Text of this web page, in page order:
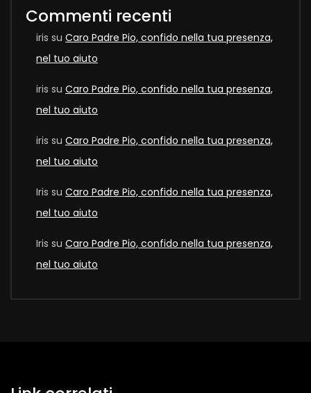
Commenti recenti
iris su Caro Padre Pio, confido nella tua presenza,
nel tuo aiuto
iris su Caro Padre Pio, confido nella tua presenza,
nel tuo aiuto
iris su Caro Padre Pio, confido nella tua presenza,
nel tuo aiuto
Iris su Caro Padre Pio, confido nella tua presenza,
nel tuo aiuto
Iris su Caro Padre Pio, confido nella tua presenza,
nel tuo aiuto